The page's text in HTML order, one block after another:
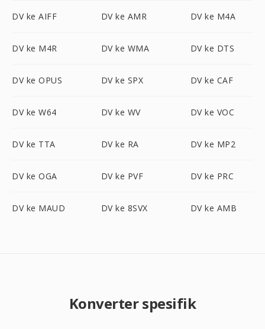
DV ke AIFF DV ke AMR DV ke M4A
DV ke M4R DV ke WMA DV ke DTS
DV ke OPUS DV ke SPX DV ke CAF
DV ke W64 DV ke WV DV ke VOC
DV ke TTA DV ke RA DV ke MP2
DV ke OGA DV ke PVF DV ke PRC
DV ke MAUD DV ke 8SVX DV ke AMB
Konverter spesifik